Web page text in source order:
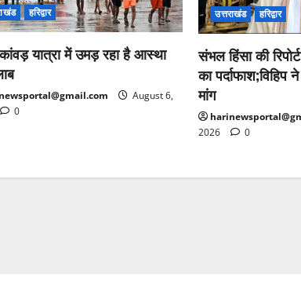
हरिद्वार
यात्रा में उमड़ रहा है आस्था
August 6,
0
उत्तराखंड हरिद्वार
संभल हिंसा की
का पर्दाफाश;विहिप
मांग
2026
0